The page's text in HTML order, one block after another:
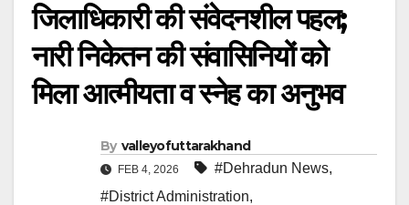
जिलाधिकारी की संवेदनशील पहल;
नारी निकेतन की संवासिनियों को
मिला आत्मीयता व स्नेह का अनुभव
By valleyofuttarakhand
FEB 4, 2026 #Dehradun News,
#District Administration,